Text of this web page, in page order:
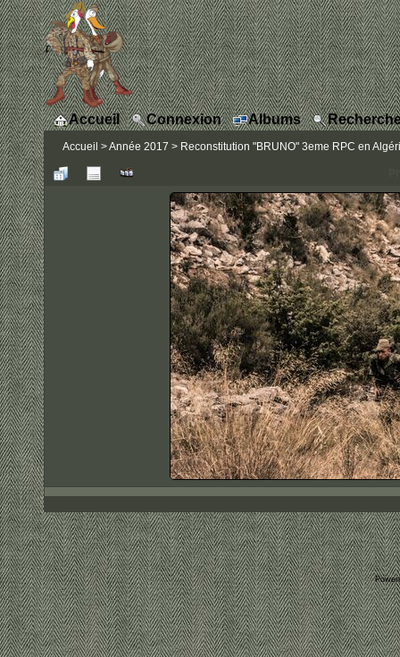
Accueil Connexion Albums
Accueil >Année 2017 > Reconstitution "BRUNO" 3eme RPC en